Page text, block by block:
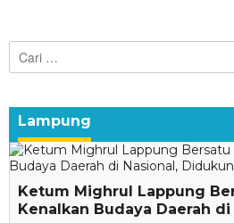
Cari
untuk:
Lampung
Ketum Mighrul Lappung
Kenalkan Budaya Daerah